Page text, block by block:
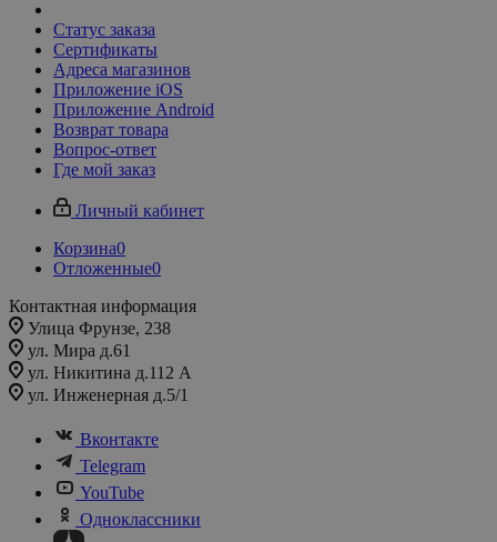
Статус заказа
Сертификаты
Адреса магазинов
Приложение iOS
Приложение Android
Возврат товара
Вопрос-ответ
Где мой заказ
Личный кабинет
Корзина0
Отложенные0
Контактная информация
Улица Фрунзе, 238​
ул. Мира д.61
ул. Никитина д.112 А
ул. Инженерная д.5/1
Вконтакте
Telegram
YouTube
Одноклассники